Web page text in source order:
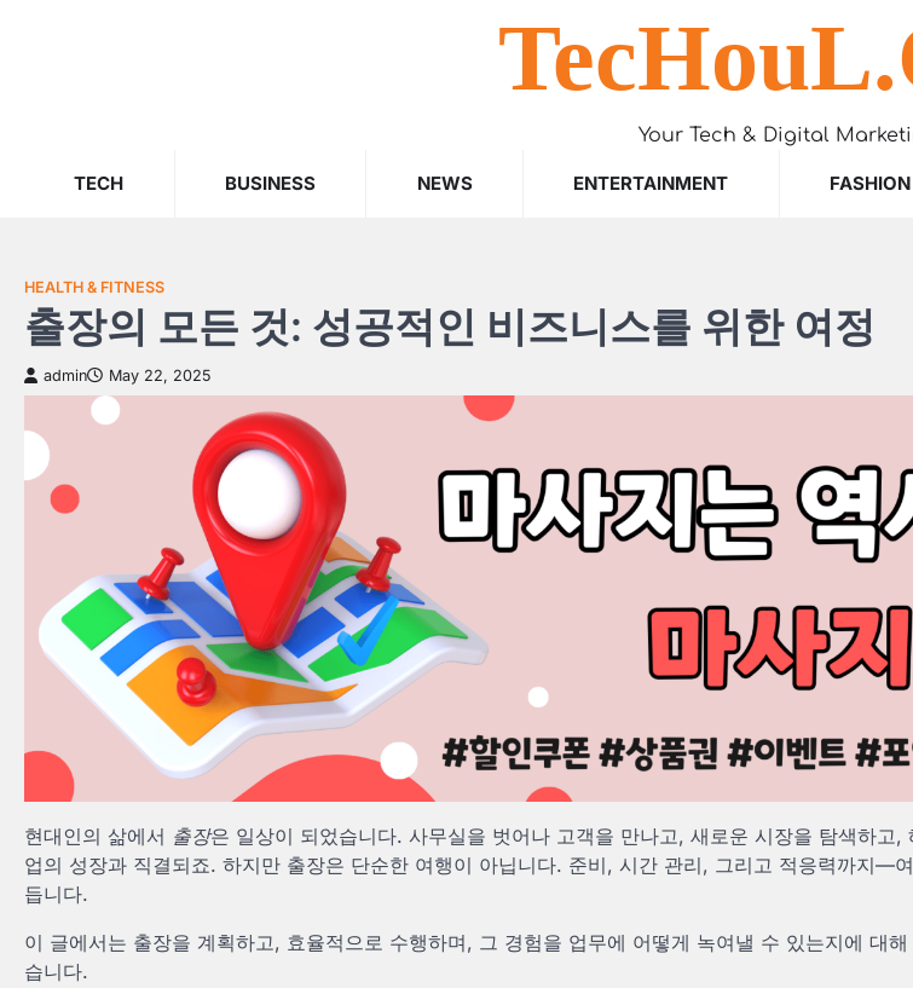
Your Tech & Digital
TECH BUSINESS NEWS ENTERTAINMENT FASHION
HEALTH & FITNESS
출장의 모든 것: 성공적인 비즈니스를 위한 여정
admin May 22, 2025
현대인의 삶에서 출장은 일상이 되었습니다. 사무실을 벗어나 고객을 만나고, 새로운 시장을 탐색하고,
업의 성장과 직결되죠. 하지만 출장은 단순한 여행이 아닙니다. 준비, 시간 관리, 그리고 적응력까지—
듭니다.
이 글에서는 출장을 계획하고, 효율적으로 수행하며, 그 경험을 업무에 어떻게 녹여낼 수 있는지에 대
습니다.